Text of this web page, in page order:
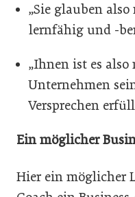
„Sie glauben
lernfähig und -
„Ihnen ist es
Unternehmen
Versprechen
Ein möglicher
Hier ein möglicher